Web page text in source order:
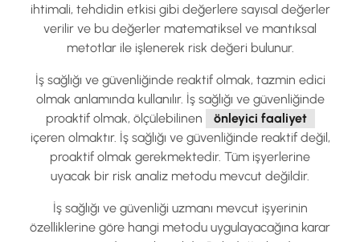
ihtimali, tehdidin etkisi gibi değerlere sayısal değerler
verilir ve bu değerler matematiksel ve mantıksal
metotlar ile işlenerek risk değeri bulunur.
İş sağlığı ve güvenliğinde reaktif olmak, tazmin edici
olmak anlamında kullanılır. İş sağlığı ve güvenliğinde
proaktif olmak, ölçülebilinen
önleyici faaliyet
içeren olmaktır. İş sağlığı ve güvenliğinde reaktif değil,
proaktif olmak gerekmektedir. Tüm işyerlerine
uyacak bir risk analiz metodu mevcut değildir.
İş sağlığı ve güvenliği uzmanı mevcut işyerinin
özelliklerine göre hangi metodu uygulayacağına karar